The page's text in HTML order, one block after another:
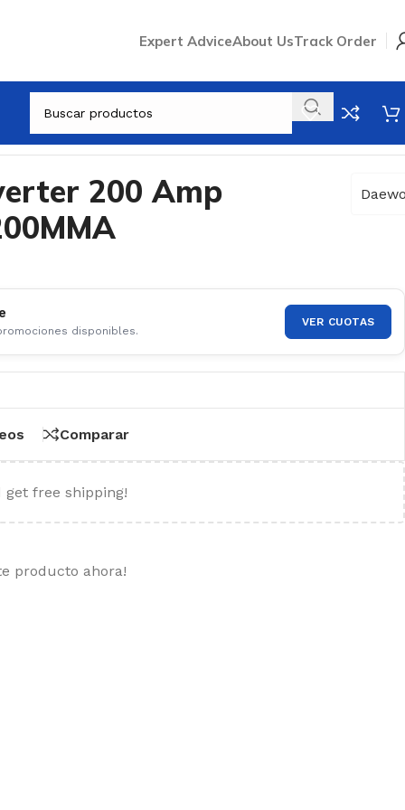
Expert AdviceAbout UsTrack Order
200 Amp
disponibles.
VER CUOTAS
Comparar
free shipping!
producto ahora!